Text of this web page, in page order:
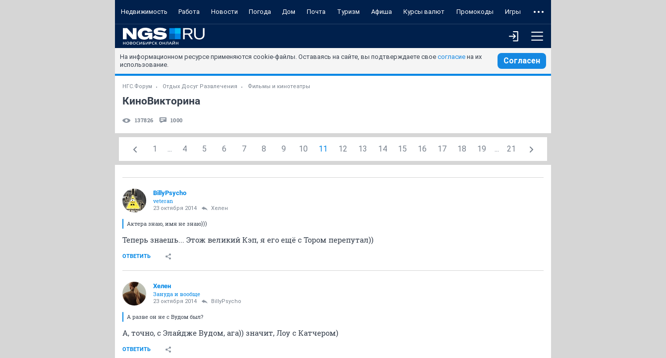
Недвижимость Работа Новости Погода Дом Почта Туризм Афиша Курсы валют Промокоды Игры
На информационном ресурсе применяются cookie-файлы. Оставаясь на сайте, вы подтверждаете свое согласие на их
использование.
Согласен
НГС.Форум Отдых Досуг Развлечения Фильмы и кинотеатры
КиноВикторина
137826 1000
1 ... 4 5 6 7 8 9 10 11 12 13 14 15 16 17 18 19 ... 21
BillyPsycho
veteran
23 октября 2014 Хелен
Актера знаю, имя не знаю)))
Теперь знаешь... Этож великий Кэп, я его ещё с Тором перепутал))
ОТВЕТИТЬ
Хелен
Зануда и вообще
23 октября 2014 BillyPsycho
А разве он не с Вудом был?
А, точно, с Элайдже Вудом, ага)) значит, Лоу с Катчером)
ОТВЕТИТЬ